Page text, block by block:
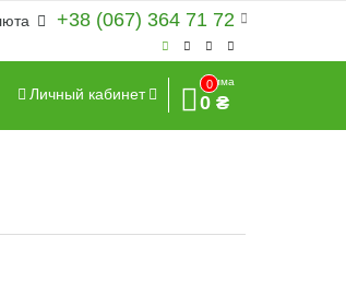
+38 (067) 364 71 72
Личный кабинет
0
Сумма
0 ₴